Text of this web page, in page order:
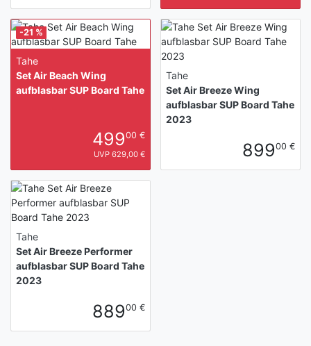
Tahe
Set Air Beach Wing
aufblasbar SUP Board Tahe
49900 €
UVP 629,00 €
-21 %
Tahe
Set Air Breeze Wing
aufblasbar SUP Board Tahe
2023
89900 €
Tahe
Set Air Breeze Performer
aufblasbar SUP Board Tahe
2023
88900 €